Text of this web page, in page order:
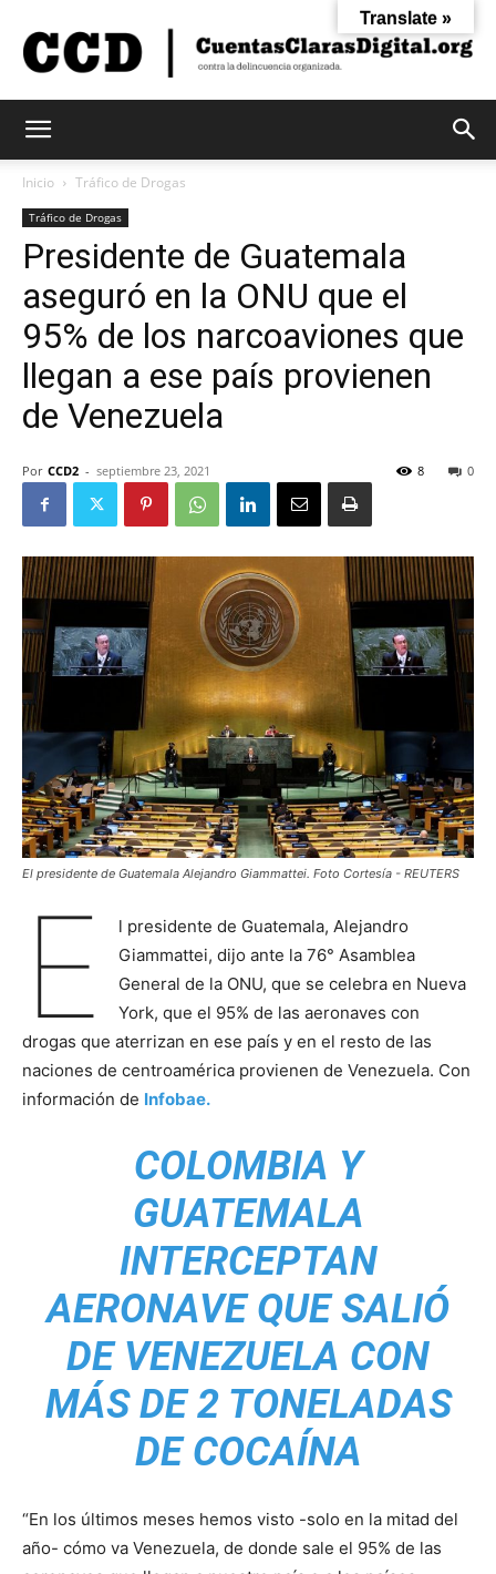
Claras
Digital
Inicio Tráfico de Drogas
Tráfico de Drogas
Presidente de Guatemala
aseguró en la ONU que el
95% de los narcoaviones que
llegan a ese país provienen
de Venezuela
Por CCD2 - septiembre 23, 2021 0
8
El presidente de Guatemala Alejandro Giammattei. Foto Cortesía - REUTERS
E
l presidente de Guatemala, Alejandro
Giammattei, dijo ante la 76° Asamblea
General de la ONU, que se celebra en Nueva
York, que el 95% de las aeronaves con
drogas que aterrizan en ese país y en el resto de las
naciones de centroamérica provienen de Venezuela. Con
información de Infobae.
COLOMBIA Y
GUATEMALA
INTERCEPTAN
AERONAVE QUE SALIÓ
DE VENEZUELA CON
MÁS DE 2 TONELADAS
DE COCAÍNA
“En los últimos meses hemos visto -solo en la mitad del
año- cómo va Venezuela, de donde sale el 95% de las
Translate »